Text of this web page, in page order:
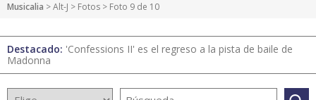
Musicalia >Alt-J > Fotos > Foto 9 de 10
Destacado: 'Confessions II' es el regreso a la pista de baile de
Madonna